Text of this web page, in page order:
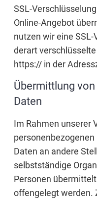
SSL-
Online-Angebot
nutzen wir eine
derart
https:// in der
Übermittlung
Daten
Im Rahmen unserer
Daten an andere
selbstständige
Personen
offengelegt werden.